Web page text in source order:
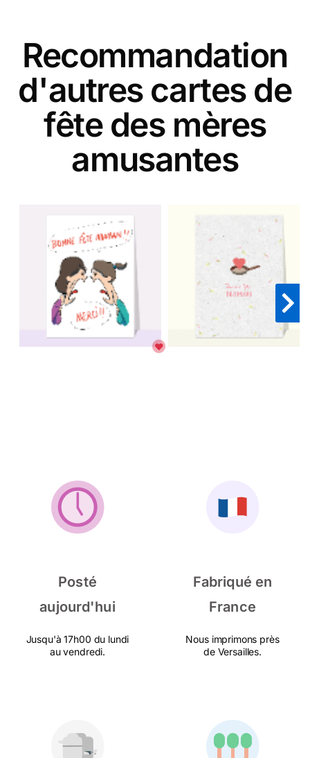
Recommandation
d'autres cartes de
fête des mères
amusantes
Posté
aujourd'hui
Jusqu'à 17h00 du lundi
au vendredi.
Fabriqué en
France
Nous imprimons près
de Versailles.